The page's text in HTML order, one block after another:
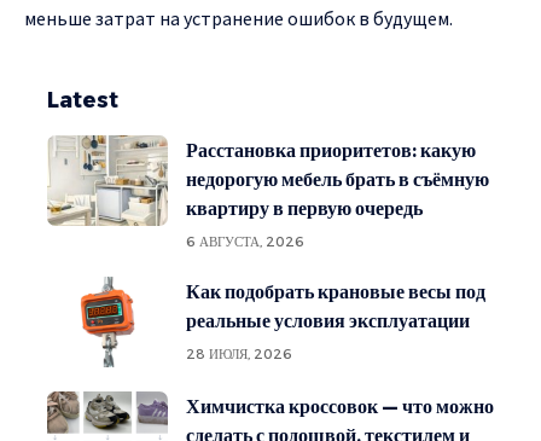
меньше затрат на устранение ошибок в будущем.
Latest
Расстановка приоритетов: какую
недорогую мебель брать в съёмную
квартиру в первую очередь
6 АВГУСТА, 2026
Как подобрать крановые весы под
реальные условия эксплуатации
28 ИЮЛЯ, 2026
Химчистка кроссовок — что можно
сделать с подошвой, текстилем и